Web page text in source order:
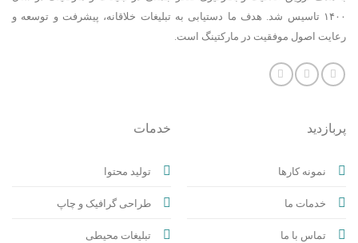
۱۴۰۰ تاسیس شد. هدف ما دستیابی به تبلیغات خلاقانه، پیشرفت و توسعه و
رعایت اصول موفقیت در مارکتینگ است.
پربازدید
نمونه کارها
خدمات ما
تماس با ما
خدمات
تولید محتوا
طراحی گرافیک و چاپ
تبلیغات محیطی